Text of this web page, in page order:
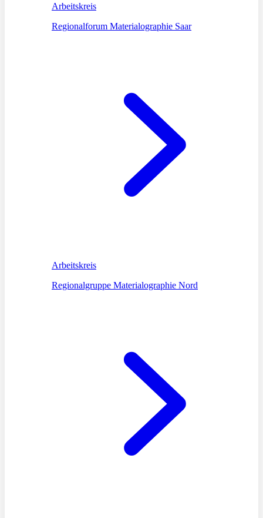
Arbeitskreis
Regionalforum Materialographie Saar
Arbeitskreis
Regionalgruppe Materialographie Nord